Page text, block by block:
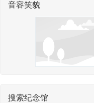
音容笑貌
搜索纪念馆